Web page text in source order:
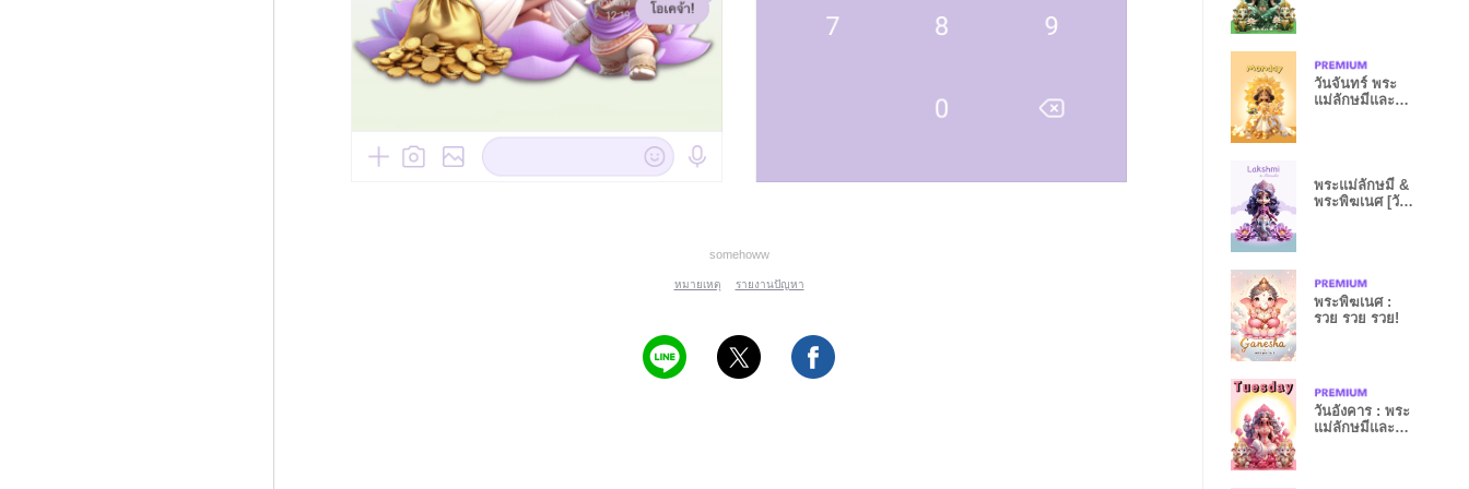
somehoww
หมายเหตุ รายงานปัญหา
วันจันทร์ พระ
แม่ลักษมีและ
พระแม่ลักษมี &
พระพิฆเนศ [วัน
พระพิฆเนศ :
รวย รวย รวย!
วันอังคาร : พระ
แม่ลักษมีและ